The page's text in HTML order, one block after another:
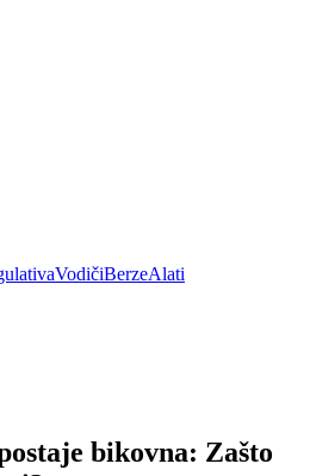
VodičiBerzeAlati
bikovna: Zašto